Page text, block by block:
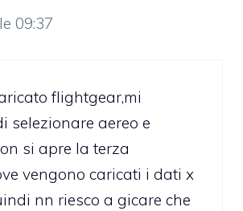
09:37
flightgear,mi
selezionare aereo e
si apre la terza
vengono caricati i dati x
nn riesco a gicare che